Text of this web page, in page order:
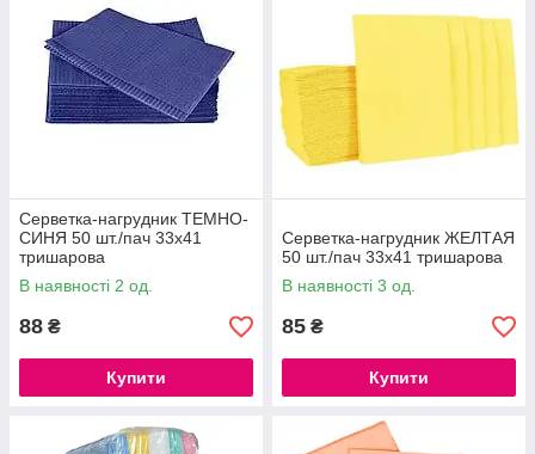
Серветка-нагрудник ТЕМНО-
СИНЯ 50 шт./пач 33х41
тришарова
В наявності 2 од.
88 ₴
Купити
Серветка-нагрудник ЖЕЛТАЯ
50 шт./пач 33х41 тришарова
В наявності 3 од.
85 ₴
Купити